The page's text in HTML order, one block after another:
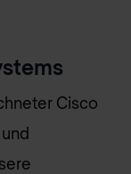
Cisco